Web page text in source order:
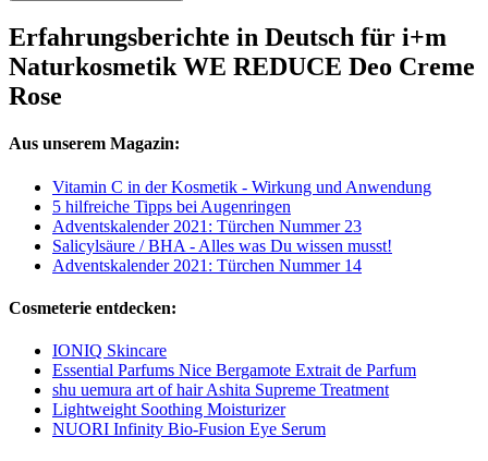
Erfahrungsberichte in Deutsch für i+m
Naturkosmetik WE REDUCE Deo Creme
Rose
Aus unserem Magazin:
Vitamin C in der Kosmetik - Wirkung und Anwendung
5 hilfreiche Tipps bei Augenringen
Adventskalender 2021: Türchen Nummer 23
Salicylsäure / BHA - Alles was Du wissen musst!
Adventskalender 2021: Türchen Nummer 14
Cosmeterie entdecken:
IONIQ Skincare
Essential Parfums Nice Bergamote Extrait de Parfum
shu uemura art of hair Ashita Supreme Treatment
Lightweight Soothing Moisturizer
NUORI Infinity Bio-Fusion Eye Serum